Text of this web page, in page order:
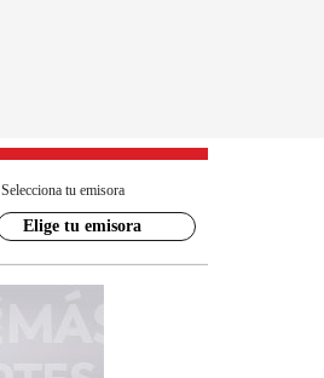
Selecciona tu emisora
Elige tu emisora